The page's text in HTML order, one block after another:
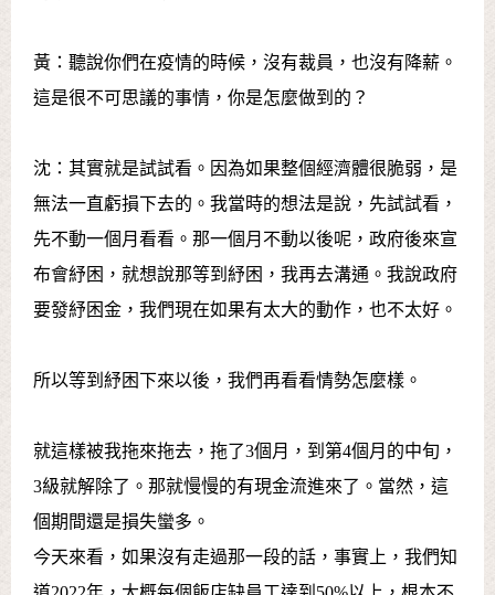
黃：聽說你們在疫情的時候，沒有裁員，也沒有降薪。
這是很不可思議的事情，你是怎麼做到的？
沈：其實就是試試看。因為如果整個經濟體很脆弱，是
無法一直虧損下去的。我當時的想法是說，先試試看，
先不動一個月看看。那一個月不動以後呢，政府後來宣
布會紓困，就想說那等到紓困，我再去溝通。我說政府
要發紓困金，我們現在如果有太大的動作，也不太好。
所以等到紓困下來以後，我們再看看情勢怎麼樣。
就這樣被我拖來拖去，拖了3個月，到第4個月的中旬，
3級就解除了。那就慢慢的有現金流進來了。當然，這
個期間還是損失蠻多。
今天來看，如果沒有走過那一段的話，事實上，我們知